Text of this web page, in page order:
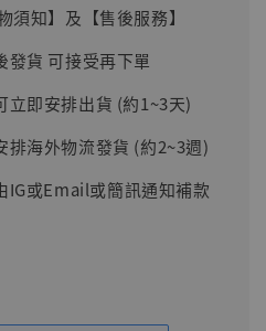
知】及【售後服務】
貨 可接受再下單
即安排出貨 (約1~3天)
海外物流發貨 (約2~3週)
或Email或簡訊通知補款